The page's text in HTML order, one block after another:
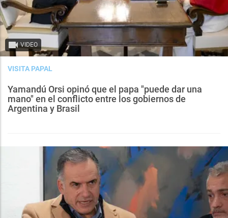
VIDEO
VISITA PAPAL
Yamandú Orsi opinó que el papa "puede dar una
mano" en el conflicto entre los gobiernos de
Argentina y Brasil